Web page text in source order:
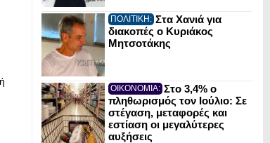
ΠΟΛΙΤΙΚΗ: Στα Χανιά για
διακοπές ο Κυριάκος
Μητσοτάκης
ΟΙΚΟΝΟΜΙΑ: Στο 3,4% ο
πληθωρισμός τον Ιούλιο: Σε
στέγαση, μεταφορές και
εστίαση οι μεγαλύτερες
αυξήσεις